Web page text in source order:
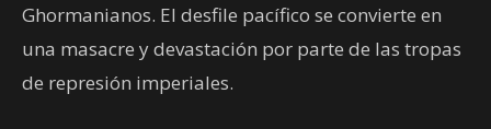
Ghormanianos. El desfile pacífico se convierte en
una masacre y devastación por parte de las tropas
de represión imperiales.